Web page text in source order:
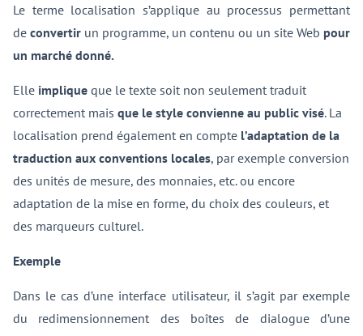
Le terme localisation s’applique au processus permettant
de convertir un programme, un contenu ou un site Web pour
un marché donné.
Elle implique que le texte soit non seulement traduit
correctement mais que le style convienne au public visé. La
localisation prend également en compte l’adaptation de la
traduction aux conventions locales, par exemple conversion
des unités de mesure, des monnaies, etc. ou encore
adaptation de la mise en forme, du choix des couleurs, et
des marqueurs culturel.
Exemple
Dans le cas d’une interface utilisateur, il s’agit par exemple
du redimensionnement des boîtes de dialogue d’une